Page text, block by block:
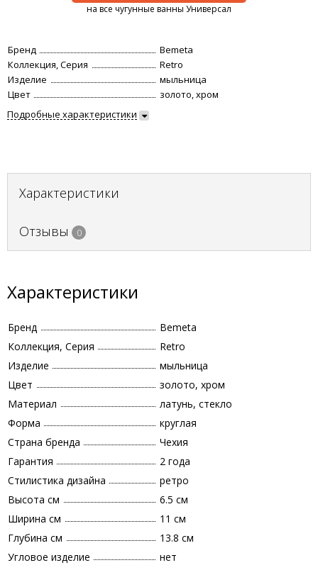
на все чугунные ванны Универсал
Бренд
Bemeta
Коллекция, Серия
Retro
Изделие
мыльница
Цвет
золото, хром
Подробные характеристики
Характеристики
Отзывы 0
Характеристики
Бренд
Bemeta
Коллекция, Серия
Retro
Изделие
мыльница
Цвет
золото, хром
Материал
латунь, стекло
Форма
круглая
Страна бренда
Чехия
Гарантия
2 года
Стилистика дизайна
ретро
Высота см
6.5 см
Ширина см
11 см
Глубина см
13.8 см
Угловое изделие
нет